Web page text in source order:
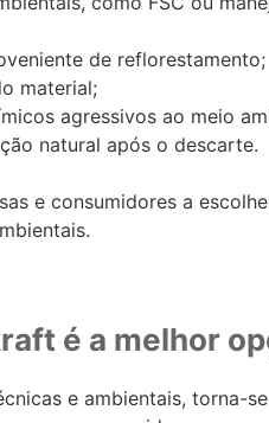
de reflorestamento;
material;
agressivos ao meio
natural após o descarte.
e consumidores a
é a melhor
e ambientais, torna-